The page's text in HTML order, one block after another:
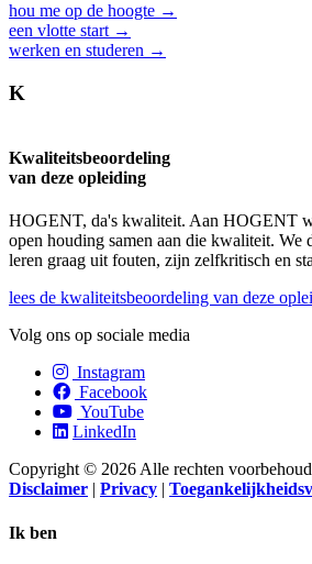
hou me op de hoogte →
een vlotte start →
werken en studeren →
K
Kwaliteitsbeoordeling
van deze opleiding
HOGENT, da's kwaliteit. Aan HOGENT
open houding samen aan die kwaliteit. We
leren graag uit fouten, zijn zelfkritisch en
lees de kwaliteitsbeoordeling van deze
Volg ons op sociale media
Instagram
Facebook
YouTube
LinkedIn
Copyright © 2026 Alle rechten
Disclaimer | Privacy |
Ik ben